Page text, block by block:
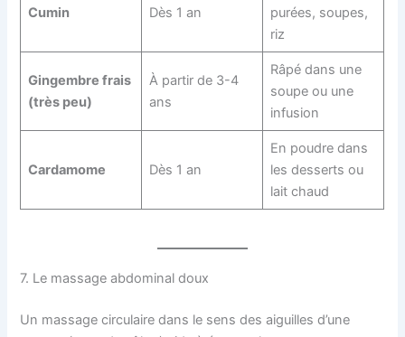
Cumin Dès 1 an
purées, soupes,
riz
Gingembre frais
(très peu)
À partir de 3-4
ans
Râpé dans une
soupe ou une
infusion
Cardamome Dès 1 an
En poudre dans
les desserts ou
lait chaud
7. Le massage abdominal doux
Un massage circulaire dans le sens des aiguilles d’une